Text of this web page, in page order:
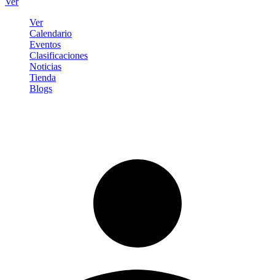
Ver
Calendario
Eventos
Clasificaciones
Noticias
Tienda
Blogs